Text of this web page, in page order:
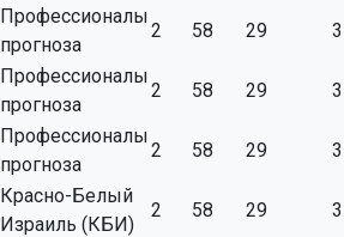
Профессионалы
прогноза
2 58 29 3
Профессионалы
прогноза
2 58 29 3
Профессионалы
прогноза
2 58 29 3
Красно-Белый
Израиль (КБИ)
2 58 29
3